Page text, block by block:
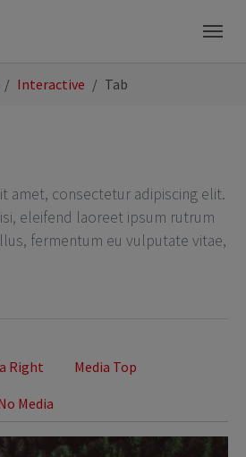
Interactive Tab
amet, consectetur adipiscing elit.
eleifend laoreet ipsum rutrum
fermentum eu vulputate vitae,
Right Media Top
Media